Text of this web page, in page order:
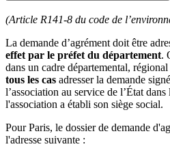
(Article R141-8 du code de
La demande d’agrément doit être
effet par le préfet du département.
dans un cadre départemental,
tous les cas adresser la demande
l’association au service de l’État
l'association a établi son siège social.
Pour Paris, le dossier de demande
l'adresse suivante :